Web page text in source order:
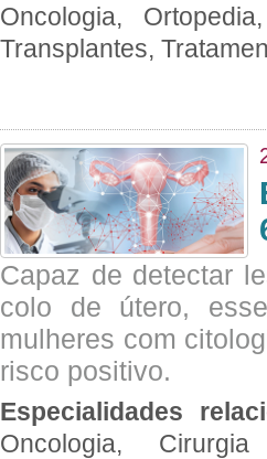
Oncologia,
Transplantes,
Capaz de detectar
colo de útero,
mulheres com
risco positivo.
Especialidades
Oncologia,